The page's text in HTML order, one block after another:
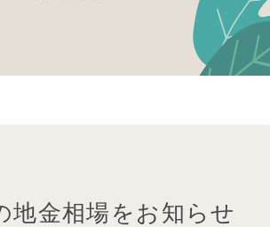
地金相場をお知らせ